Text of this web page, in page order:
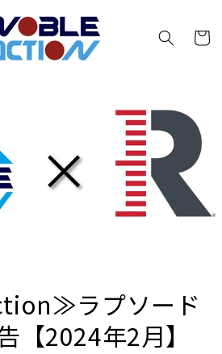
ー
ラプソード
【2024年2月】